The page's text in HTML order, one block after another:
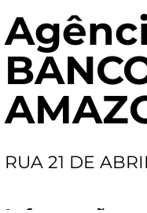
RUA 21 DE